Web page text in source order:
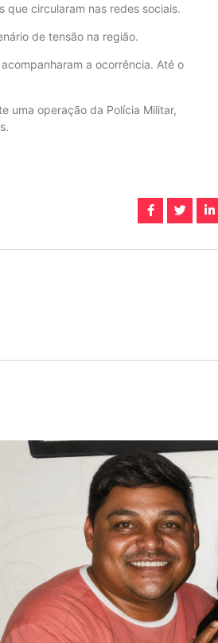
circularam nas redes sociais.
de tensão na região.
a ocorrência. Até o
uma operação da Polícia Militar,